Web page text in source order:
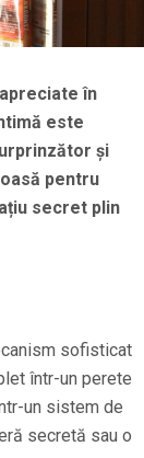
în
este
și
pentru
secret plin
sofisticat
într-un perete
un sistem de
secretă sau o